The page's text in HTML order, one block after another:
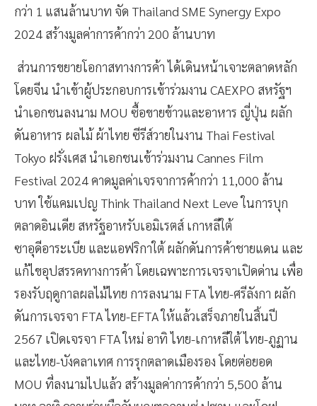
กว่า 1 แสนล้านบาท จัด Thailand SME Synergy Expo
2024 สร้างมูลค่าการค้ากว่า 200 ล้านบาท
ส่วนการขยายโอกาสทางการค้า ได้เดินหน้าเจาะตลาดหลัก
โดยจีน นำเข้าผู้ประกอบการเข้าร่วมงาน CAEXPO สหรัฐฯ
นำเอกชนลงนาม MOU ซื้อขายข้าวและอาหาร ญี่ปุ่น ผลัก
ดันอาหาร ผลไม้ ผ้าไทย ซีรีส์วายในงาน Thai Festival
Tokyo ฝรั่งเศส นำเอกชนเข้าร่วมงาน Cannes Film
Festival 2024 คาดมูลค่าเจรจาการค้ากว่า 11,000 ล้าน
บาท ใช้แคมเปญ Think Thailand Next Leve ในการบุก
ตลาดอินเดีย สหรัฐอาหรับเอมิเรตส์ เกาหลีใต้
ซาอุดีอาระเบีย และแอฟริกาใต้ ผลักดันการค้าชายแดน และ
แก้ไขอุปสรรคทางการค้า โดยเฉพาะการเจรจาเปิดด่าน เพื่อ
รองรับฤดูกาลผลไม้ไทย การลงนาม FTA ไทย-ศรีลังกา ผลัก
ดันการเจรจา FTA ไทย-EFTA ให้แล้วเสร็จภายในสิ้นปี
2567 เปิดเจรจา FTA ใหม่ อาทิ ไทย-เกาหลีใต้ ไทย-ภูฏาน
และไทย-บังคลาเทศ การรุกตลาดเมืองรอง โดยต่อยอด
MOU ที่ลงนามไปแล้ว สร้างมูลค่าการค้ากว่า 5,500 ล้าน